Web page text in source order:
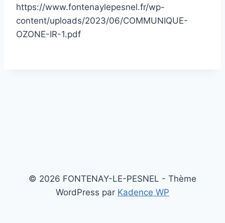
https://www.fontenaylepesnel.fr/wp-
content/uploads/2023/06/COMMUNIQUE-
OZONE-IR-1.pdf
© 2026 FONTENAY-LE-PESNEL - Thème
WordPress par Kadence WP